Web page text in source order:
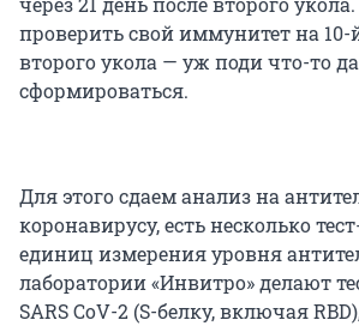
проверить свой иммунитет на 10-
второго укола — уж поди что-то
сформироваться.
Для этого сдаем анализ на
коронавирусу, есть несколько
единиц измерения уровня
лаборатории «Инвитро» делают
SARS CoV-2 (S-белку, включая